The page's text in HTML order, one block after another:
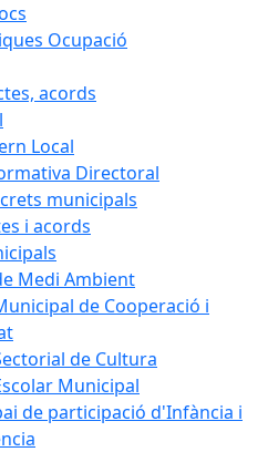
Ocupació
acords
Local
Directoral
municipals
i acords
Medi Ambient
de Cooperació i
de Cultura
Municipal
de participació d'Infància i